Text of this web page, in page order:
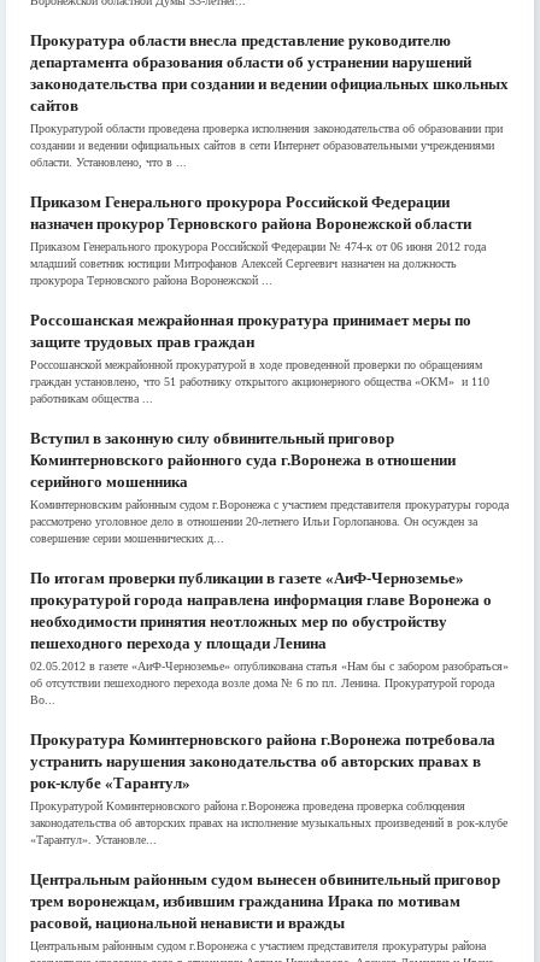
Прокуратура области внесла представление руководителю
департамента образования области об устранении нарушений
законодательства при создании и ведении официальных школьных
сайтов
Прокуратурой области проведена проверка исполнения законодательства об образовании при
создании и ведении официальных сайтов в сети Интернет образовательными учреждениями
области. Установлено, что в ...
Приказом Генерального прокурора Российской Федерации
назначен прокурор Терновского района Воронежской области
Приказом Генерального прокурора Российской Федерации № 474-к от 06 июня 2012 года
младший советник юстиции Митрофанов Алексей Сергеевич назначен на должность
прокурора Терновского района Воронежской ...
Россошанская межрайонная прокуратура принимает меры по
защите трудовых прав граждан
Россошанской межрайонной прокуратурой в ходе проведенной проверки по обращениям
граждан установлено, что 51 работнику открытого акционерного общества «ОКМ» и 110
работникам общества ...
Вступил в законную силу обвинительный приговор
Коминтерновского районного суда г.Воронежа в отношении
серийного мошенника
Коминтерновским районным судом г.Воронежа с участием представителя прокуратуры города
рассмотрено уголовное дело в отношении 20-летнего Ильи Горлопанова. Он осужден за
совершение серии мошеннических д...
По итогам проверки публикации в газете «АиФ-Черноземье»
прокуратурой города направлена информация главе Воронежа о
необходимости принятия неотложных мер по обустройству
пешеходного перехода у площади Ленина
02.05.2012 в газете «АиФ-Черноземье» опубликована статья «Нам бы с забором разобраться»
об отсутствии пешеходного перехода возле дома № 6 по пл. Ленина. Прокуратурой города
Во...
Прокуратура Коминтерновского района г.Воронежа потребовала
устранить нарушения законодательства об авторских правах в
рок-клубе «Тарантул»
Прокуратурой Коминтерновского района г.Воронежа проведена проверка соблюдения
законодательства об авторских правах на исполнение музыкальных произведений в рок-клубе
«Тарантул». Установле...
Центральным районным судом вынесен обвинительный приговор
трем воронежцам, избившим гражданина Ирака по мотивам
расовой, национальной ненависти и вражды
Центральным районным судом г.Воронежа с участием представителя прокуратуры района